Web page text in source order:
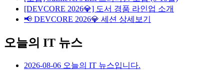
[DEVCORE 2026💎] 도서 경품 라인업 소개
📢 DEVCORE 2026💎 세션 상세보기
오늘의 IT 뉴스
2026-08-06 오늘의 IT 뉴스입니다.